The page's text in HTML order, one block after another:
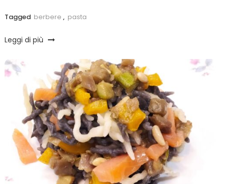
Tagged berbere , pasta
Leggi di più